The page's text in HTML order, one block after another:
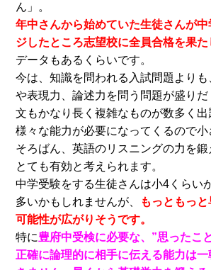
ん」。
年中さんから始めていた生徒さんが
ジしたところ志望校に全員合格を果た
データもあるくらいです。
今は、知識を問われる入試問題より
や表現力、論述力を問う問題が盛り
文もかなり長く複雑なものが数多く出
様々な能力が必要になってくるので
そろばん、英語のリスニングの力を
とても有効と考えられます。
中学受験をする生徒さんは小4くらい
多いかもしれませんが、
もっともっ
可能性が広がりそうです。
特に豊府中受検に必要な、”思ったこ
正確に論理的に相手に伝える能力は